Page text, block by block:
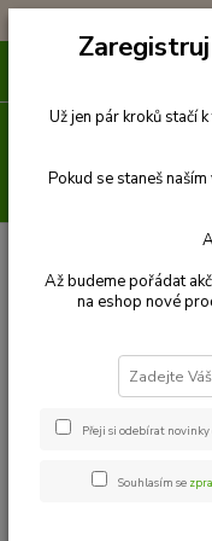
Kategorie blogu
Cestování s pejskem
Psí strava + recepty
Příchod štěněte do
Už jen pár kroků stačí
Pokud se staneš
Až budeme pořádat
na eshop nové
Přeji si odebírat
Souhlasím se